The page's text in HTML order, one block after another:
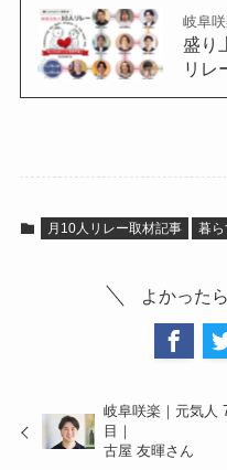
岐阜
盛り
リレ
月10人リレー取材記事 暮
よかった
岐阜咲楽｜元気人
目｜
古屋 友暉さん